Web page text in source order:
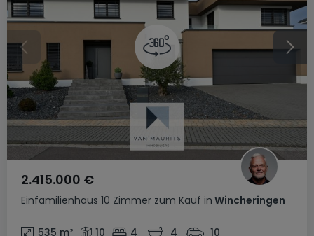
Einfamilienhaus 10 Zimmer zum Kauf in Wincheringen
2.415.000 €
535 m² 10 4 4 10